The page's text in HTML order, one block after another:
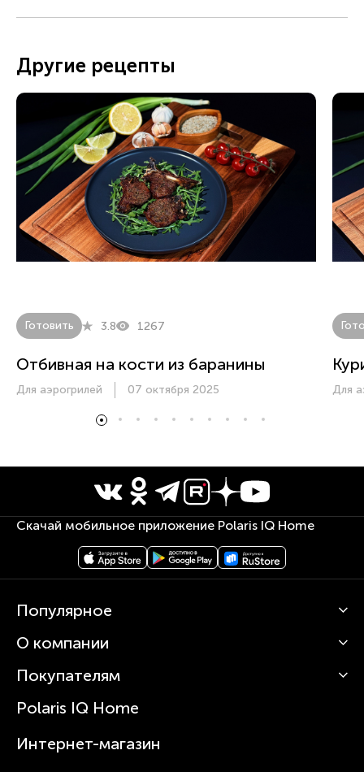
Другие рецепты
Готовить 3.8 1267
Отбивная на кости из баранины
Для аэрогрилей 07 октября 2025 Для
Скачай мобильное приложение Polaris IQ Home
Популярное
Кофемашины
Вертикальные пылесосы
Зубные щетки и ирригаторы
Увлажнители
О компании
О Polaris
Статьи
Покупателям
Сервисные центры
Где купить
Polaris IQ Home
Интернет-магазин